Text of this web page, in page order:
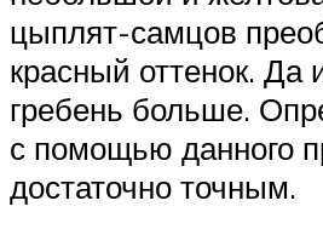
цыплят-самцов
красный оттенок. Да
гребень больше.
с помощью данного
достаточно точным.